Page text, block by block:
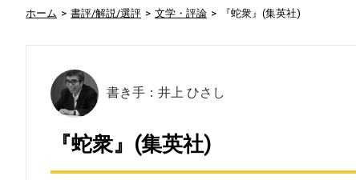
ホーム 書評/解説/選評 文学・評論 『蛇衆』(集英社)
書き手：井上 ひさし
『蛇衆』(集英社)